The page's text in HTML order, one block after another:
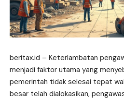
beritax.id – Keterlambatan
menjadi faktor utama yang
pemerintah tidak selesai tepat
besar telah dialokasikan,